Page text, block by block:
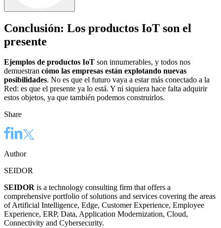
Conclusión: Los productos IoT son el
presente
Ejemplos de productos IoT son innumerables, y todos nos
demuestran cómo las empresas están explotando nuevas
posibilidades. No es que el futuro vaya a estar más conectado a la
Red: es que el presente ya lo está. Y ni siquiera hace falta adquirir
estos objetos, ya que también podemos construirlos.
Share
Author
SEIDOR
SEIDOR is a technology consulting firm that offers a
comprehensive portfolio of solutions and services covering the areas
of Artificial Intelligence, Edge, Customer Experience, Employee
Experience, ERP, Data, Application Modernization, Cloud,
Connectivity and Cybersecurity.